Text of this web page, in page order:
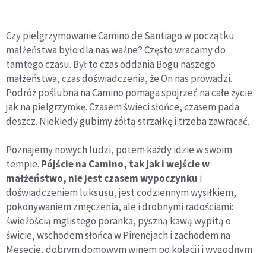
Czy pielgrzymowanie Camino de Santiago w początku
małżeństwa było dla nas ważne? Często wracamy do
tamtego czasu. Był to czas oddania Bogu naszego
małżeństwa, czas doświadczenia, że On nas prowadzi.
Podróż poślubna na Camino pomaga spojrzeć na całe życie
jak na pielgrzymkę. Czasem świeci słońce, czasem pada
deszcz. Niekiedy gubimy żółtą strzałkę i trzeba zawracać.
Poznajemy nowych ludzi, potem każdy idzie w swoim
tempie. Pójście na Camino, tak jak i wejście w
małżeństwo, nie jest czasem wypoczynku i
doświadczeniem luksusu, jest codziennym wysiłkiem,
pokonywaniem zmęczenia, ale i drobnymi radościami:
świeżością mglistego poranka, pyszną kawą wypitą o
świcie, wschodem słońca w Pirenejach i zachodem na
Mesecie, dobrym domowym winem po kolacji i wygodnym